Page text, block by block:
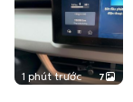
1 phút trước 7